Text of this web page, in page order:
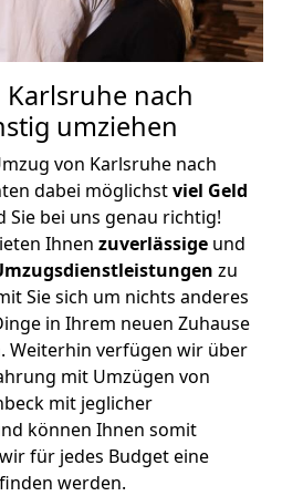
nach
umziehen
von Karlsruhe nach
dabei möglichstviel Geld
Sie bei uns genau richtig!
Ihnen zuverlässige und
zu
Sie sich um nichts anderes
in Ihrem neuen Zuhause
Weiterhin verfügen wir über
mit Umzügen von
mit jeglicher
können Ihnen somit
für jedes Budget eine
werden.